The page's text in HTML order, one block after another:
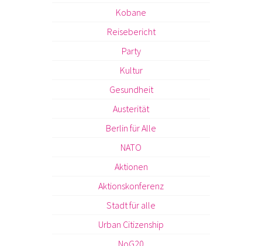
Kobane
Reisebericht
Party
Kultur
Gesundheit
Austerität
Berlin für Alle
NATO
Aktionen
Aktionskonferenz
Stadt für alle
Urban Citizenship